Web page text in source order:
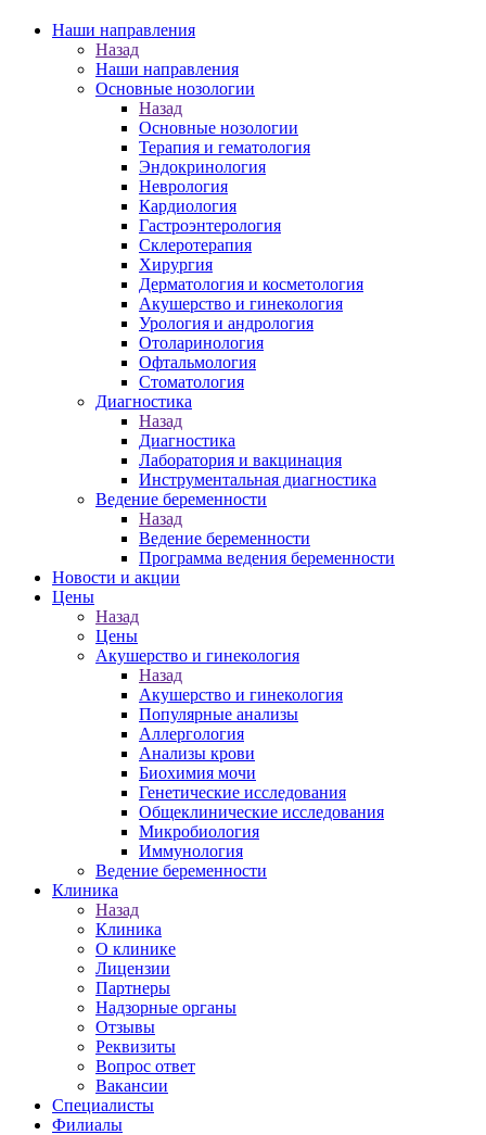
Наши направления
Назад
Наши направления
Основные нозологии
Назад
Основные нозологии
Терапия и гематология
Эндокринология
Неврология
Кардиология
Гастроэнтерология
Склеротерапия
Хирургия
Дерматология и косметология
Акушерство и гинекология
Урология и андрология
Отоларинология
Офтальмология
Стоматология
Диагностика
Назад
Диагностика
Лаборатория и вакцинация
Инструментальная диагностика
Ведение беременности
Назад
Ведение беременности
Программа ведения беременности
Новости и акции
Цены
Назад
Цены
Акушерство и гинекология
Назад
Акушерство и гинекология
Популярные анализы
Аллергология
Анализы крови
Биохимия мочи
Генетические исследования
Общеклинические исследования
Микробиология
Иммунология
Ведение беременности
Клиника
Назад
Клиника
О клинике
Лицензии
Партнеры
Надзорные органы
Отзывы
Реквизиты
Вопрос ответ
Вакансии
Специалисты
Филиалы